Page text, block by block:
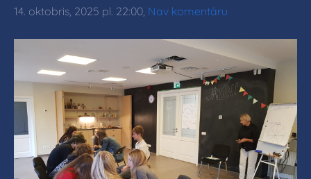
14. oktobris, 2025 pl. 22:00, Nav komentāru